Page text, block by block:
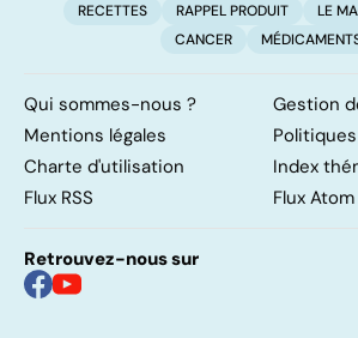
RECETTES RAPPEL PRODUIT
LE
CANCER
Qui sommes-nous ?
Gestion
Mentions légales
Charte d'utilisation
Index
Flux RSS
Flux Atom
Retrouvez-nous sur